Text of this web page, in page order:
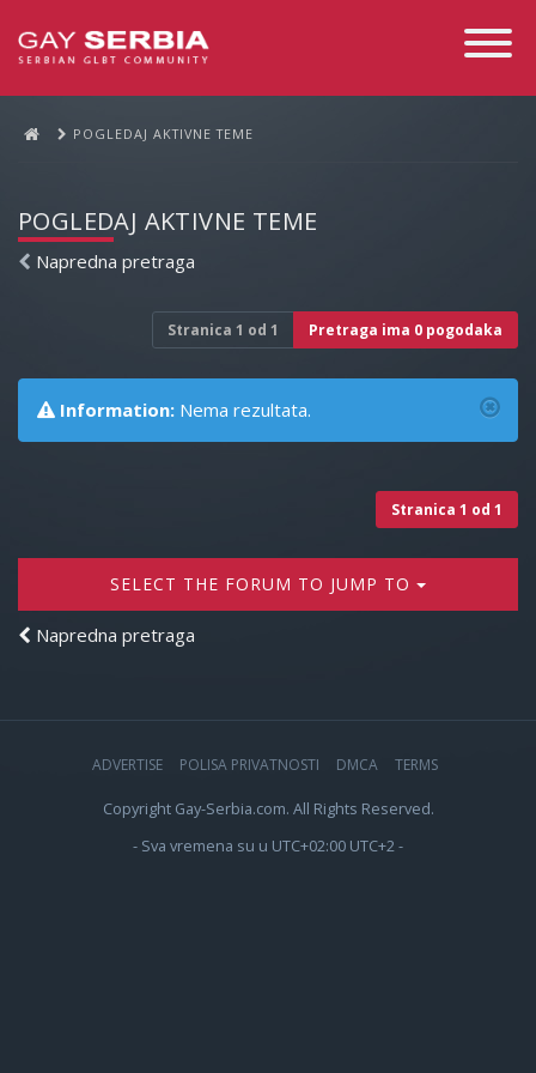
Toggle
POGLEDAJ AKTIVNE TEME
POGLEDAJ AKTIVNE TEME
Napredna pretraga
Stranica 1 od 1 Pretraga ima 0 pogodaka
Information: Nema rezultata.
Stranica 1 od 1
SELECT THE FORUM TO JUMP TO
Napredna pretraga
ADVERTISE POLISA PRIVATNOSTI DMCA TERMS
Copyright Gay-Serbia.com. All Rights Reserved.
- Sva vremena su u UTC+02:00 UTC+2 -